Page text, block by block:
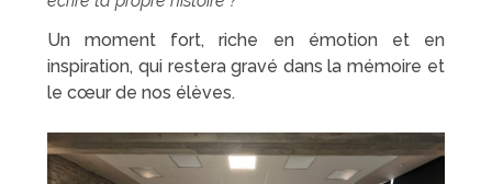
Un moment fort, riche en émotion et en
inspiration, qui restera gravé dans la mémoire et
le cœur de nos élèves.